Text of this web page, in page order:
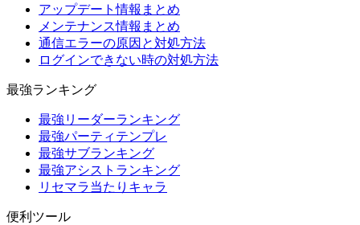
アップデート情報まとめ
メンテナンス情報まとめ
通信エラーの原因と対処方法
ログインできない時の対処方法
最強ランキング
最強リーダーランキング
最強パーティテンプレ
最強サブランキング
最強アシストランキング
リセマラ当たりキャラ
便利ツール